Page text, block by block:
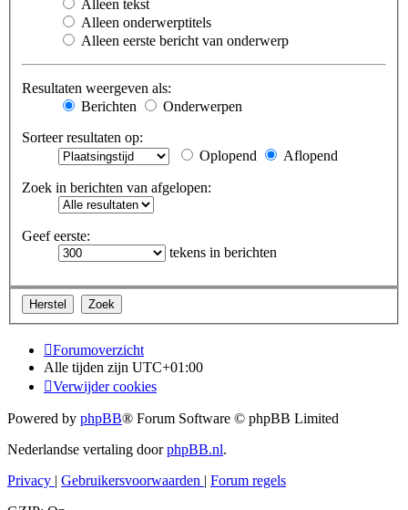
Alleen tekst
Alleen onderwerptitels
Alleen eerste bericht van onderwerp
Resultaten weergeven als:
Berichten
Onderwerpen
Sorteer resultaten op:
Oplopend
Aflopend
Zoek in berichten van afgelopen:
Geef eerste:
tekens in berichten
Forumoverzicht
Alle tijden zijn UTC+01:00
Verwijder cookies
Powered by phpBB® Forum Software © phpBB Limited
Nederlandse vertaling doorphpBB.nl.
Privacy | Gebruikersvoorwaarden | Forum regels